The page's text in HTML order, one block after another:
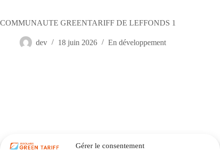
Gérer le consentement
COMMUNAUTE GREENTARIFF DE LEFFONDS 1
dev 18 juin 2026 En développement